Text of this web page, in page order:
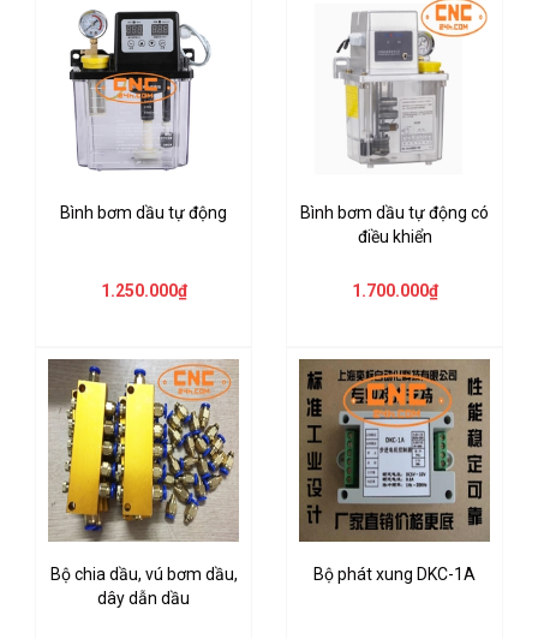
Bình bơm dầu tự động
1.250.000₫
Bình bơm dầu tự động có
điều khiển
1.700.000₫
Bộ chia dầu, vú bơm dầu,
dây dẫn dầu
Bộ phát xung DKC-1A